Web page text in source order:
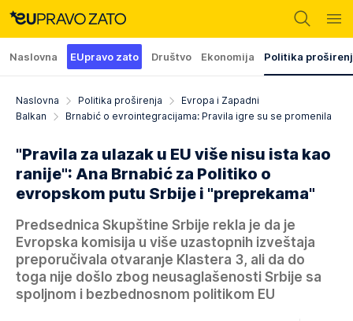
Naslovna EUpravo zato Društvo Ekonomija Politika
Naslovna Politika proširenja
Evropa i Zapadni
Balkan
Brnabić o evrointegracijama: Pravila igre su se promenila
"Pravila za ulazak u EU više nisu ista kao
ranije": Ana Brnabić za Politiko o
evropskom putu Srbije i "preprekama"
Predsednica Skupštine Srbije rekla je da je
Evropska komisija u više uzastopnih izveštaja
preporučivala otvaranje Klastera 3, ali da do
toga nije došlo zbog neusaglašenosti Srbije sa
spoljnom i bezbednosnom politikom EU